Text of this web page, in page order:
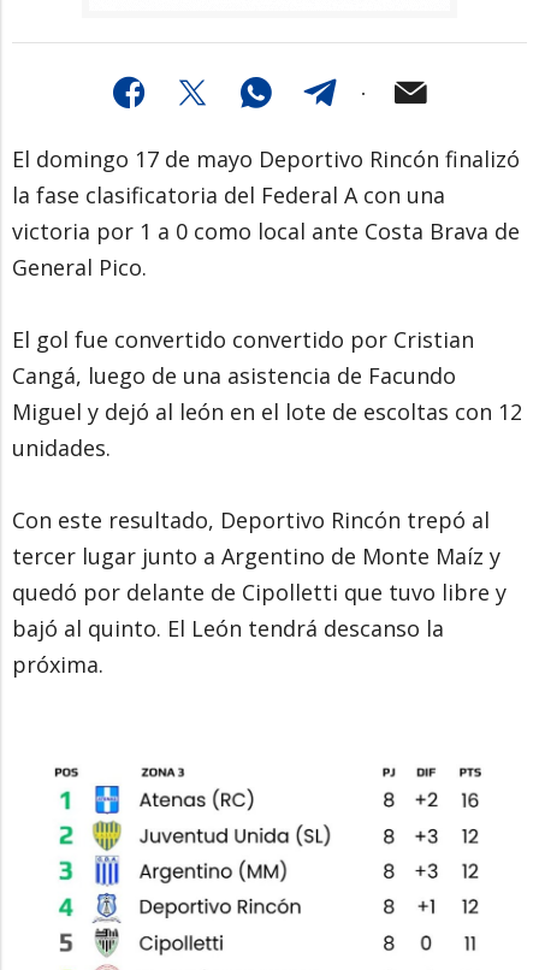
El domingo 17 de mayo Deportivo Rincón finalizó
la fase clasificatoria del Federal A con una
victoria por 1 a 0 como local ante Costa Brava de
General Pico.
El gol fue convertido convertido por Cristian
Cangá, luego de una asistencia de Facundo
Miguel y dejó al león en el lote de escoltas con 12
unidades.
Con este resultado, Deportivo Rincón trepó al
tercer lugar junto a Argentino de Monte Maíz y
quedó por delante de Cipolletti que tuvo libre y
bajó al quinto. El León tendrá descanso la
próxima.